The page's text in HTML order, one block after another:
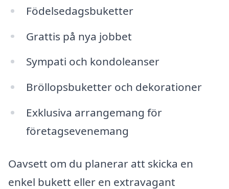
Födelsedagsbuketter
Grattis på nya jobbet
Sympati och kondoleanser
Bröllopsbuketter och dekorationer
Exklusiva arrangemang för
företagsevenemang
Oavsett om du planerar att skicka en
enkel bukett eller en extravagant